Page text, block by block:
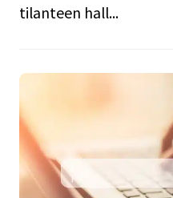
tilanteen hall...